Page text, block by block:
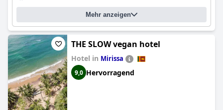
Mehr anzeigen
THE SLOW vegan hotel
Hotel in Mirissa
9,0 Hervorragend